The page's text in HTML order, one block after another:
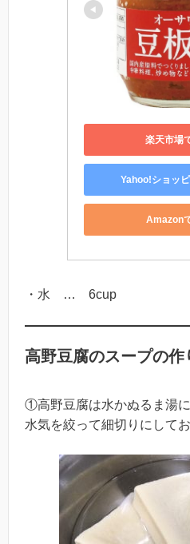
楽天市場
Yahoo!ショッ
Amazon
・水 … 6cup
高野豆腐のスープの作
①高野豆腐は水かぬるま湯に
水気を絞って細切りにしてお